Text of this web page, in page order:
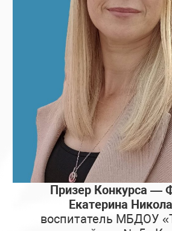
Призер Конкурса —
Екатерина
воспитатель МБДОУ